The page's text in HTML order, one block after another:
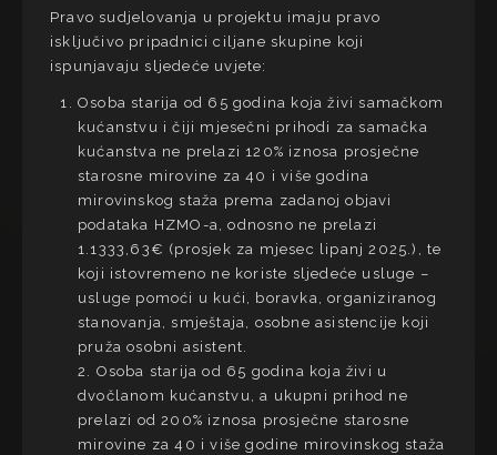
Pravo sudjelovanja u projektu imaju pravo
isključivo pripadnici ciljane skupine koji
ispunjavaju sljedeće uvjete:
Osoba starija od 65 godina koja živi samačkom
kućanstvu i čiji mjesečni prihodi za samačka
kućanstva ne prelazi 120% iznosa prosječne
starosne mirovine za 40 i više godina
mirovinskog staža prema zadanoj objavi
podataka HZMO-a, odnosno ne prelazi
1.1333,63€ (prosjek za mjesec lipanj 2025.), te
koji istovremeno ne koriste sljedeće usluge –
usluge pomoći u kući, boravka, organiziranog
stanovanja, smještaja, osobne asistencije koji
pruža osobni asistent.
2. Osoba starija od 65 godina koja živi u
dvočlanom kućanstvu, a ukupni prihod ne
prelazi od 200% iznosa prosječne starosne
mirovine za 40 i više godine mirovinskog staža